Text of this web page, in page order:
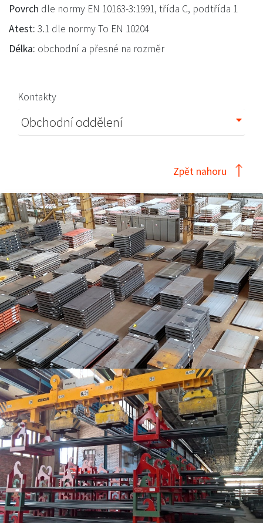
Povrch dle normy EN 10163-3:1991, třída C, podtřída 1
Atest: 3.1 dle normy To EN 10204
Délka: obchodní a přesné na rozměr
Kontakty
Obchodní oddělení
Zpět nahoru